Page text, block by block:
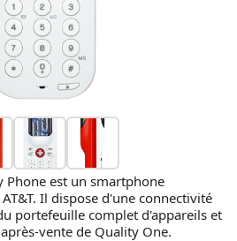
Phone est un smartphone
Il dispose d'une connectivité
portefeuille complet d'appareils et
vente de Quality One.